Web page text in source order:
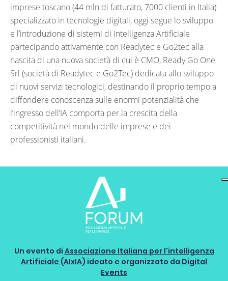
imprese toscano (44 mln di fatturato, 7000 clienti in Italia)
specializzato in tecnologie digitali, oggi segue lo sviluppo
e l’introduzione di sistemi di Intelligenza Artificiale
partecipando attivamente con Readytec e Go2tec alla
nascita di una nuova società di cui è CMO, Ready Go One
Srl (società di Readytec e Go2Tec) dedicata allo sviluppo
di nuovi servizi tecnologici, destinando il proprio tempo a
diffondere conoscenza sulle enormi potenzialità che
l’ingresso dell’IA comporta per la crescita della
competitività nel mondo delle imprese e dei
professionisti italiani.
Un evento di Associazione Italiana per l'intelligenza
Artificiale (AIxIA) ideato e organizzato da Digital
Events